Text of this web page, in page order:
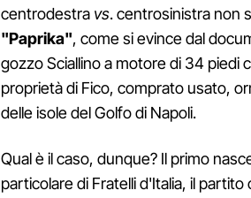
centrodestra vs. centrosinistra non
"Paprika", come si evince dal
gozzo Sciallino a motore di 34 piedi
proprietà di Fico, comprato usato,
delle isole del Golfo di Napoli.
Qual è il caso, dunque? Il primo
particolare di Fratelli d'Italia, il